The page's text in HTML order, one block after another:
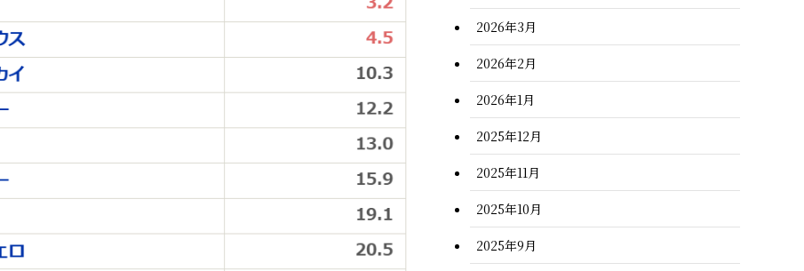
2026年3月
2026年2月
2026年1月
2025年12月
2025年11月
2025年10月
2025年9月